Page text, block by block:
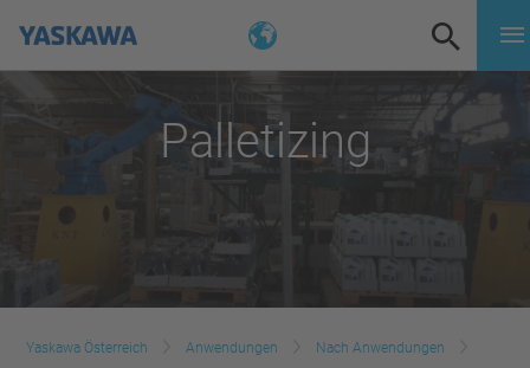
Palletizing
Yaskawa Österreich Anwendungen
Nach Anwendungen